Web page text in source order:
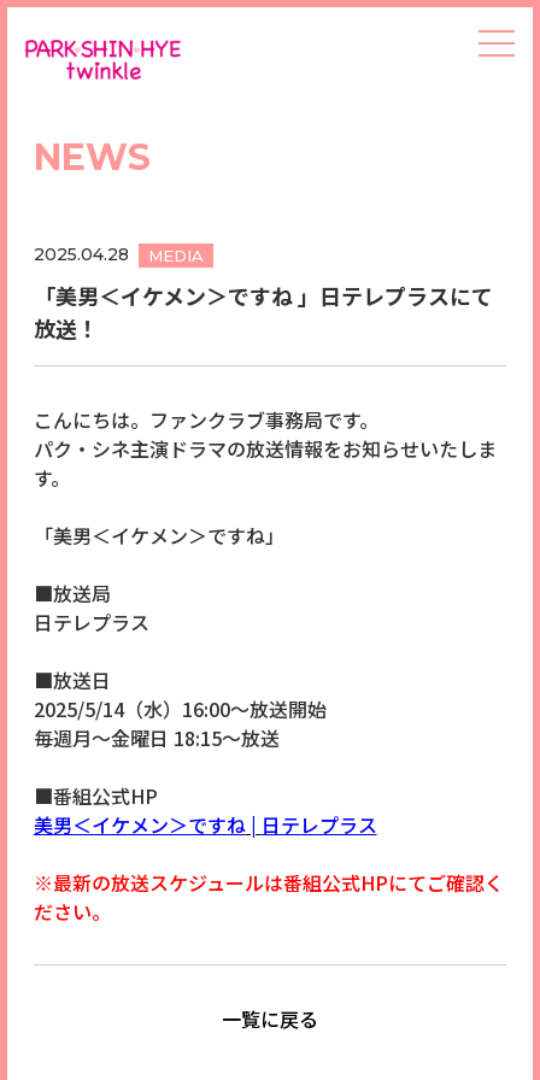
NEWS
2025.04.28 MEDIA
「美男＜イケメン＞ですね 」日テレプラスにて
放送！
こんにちは。ファンクラブ事務局です。
パク・シネ主演ドラマの放送情報をお知らせいたしま
す。
「美男＜イケメン＞ですね」
■放送局
日テレプラス
■放送日
2025/5/14（水）16:00～放送開始
毎週月～金曜日 18:15～放送
■番組公式HP
美男＜イケメン＞ですね| 日テレプラス
※最新の放送スケジュールは番組公式HPにてご確認く
ださい。
一覧に戻る